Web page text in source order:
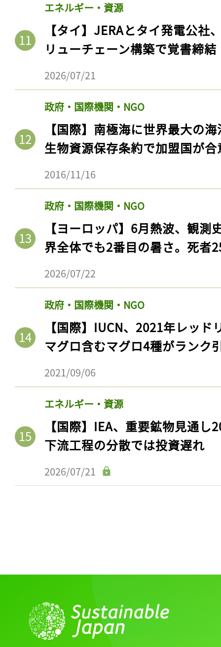
エネルギー・資源
【タイ】JERAとタイ発電公社
リューチェーン構築で覚書締結
2026/07/21
政府・国際機関・NGO
【国際】南極海に世界最大の
生物資源保存条約で加盟国が合
2016/11/16
政府・国際機関・NGO
【ヨーロッパ】6月熱波、観
界全体でも2番目の暑さ。死者
2026/07/22
政府・国際機関・NGO
【国際】IUCN、2021年レッ
マグロ含むマグロ4種がランク
2021/09/06
エネルギー・資源
【国際】IEA、重要鉱物見通
下流工程の分散では投資遅れ
2026/07/21